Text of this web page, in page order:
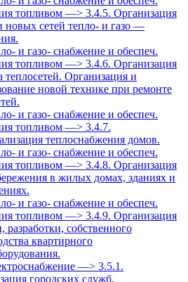
топливом —> 3.4.5. Организация
новых сетей тепло- и газо —
и газо- снабжение и обеспеч.
топливом —> 3.4.6. Организация
теплосетей. Организация и
новой технике при ремонте
и газо- снабжение и обеспеч.
топливом —> 3.4.7.
теплоснабжения домов.
и газо- снабжение и обеспеч.
топливом —> 3.4.8. Организация
в жилых домах, зданиях и
и газо- снабжение и обеспеч.
топливом —> 3.4.9. Организация
разработки, собственного
квартирного
—> 3.5.1.
городских служб,